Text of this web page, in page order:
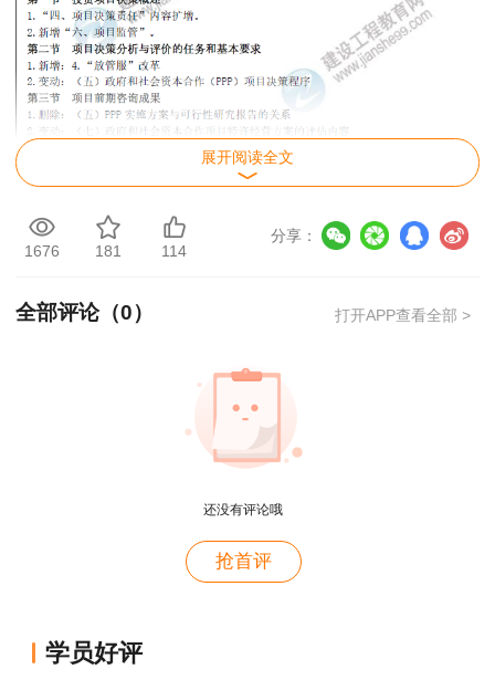
对于备考2025年咨询工程师的考生，听课学
展开阅读全文
1676 181 114
分享：
全部评论（0） 打开APP查看全部 >
还没有评论哦
抢首评
学员好评
用户47****66